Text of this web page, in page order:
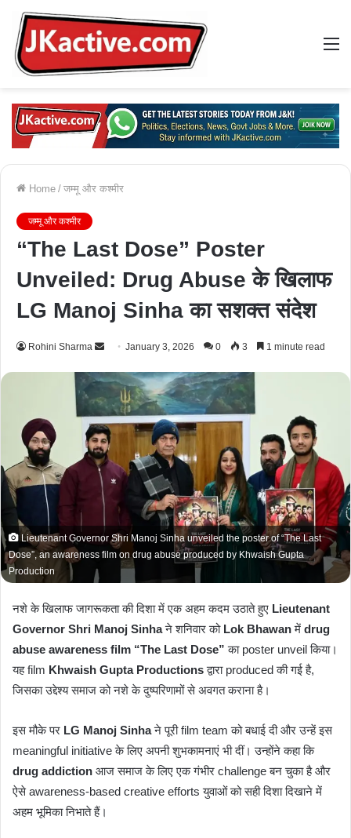
Home / जम्मू और कश्मीर
जम्मू और कश्मीर
“The Last Dose” Poster
Unveiled: Drug Abuse के खिलाफ
LG Manoj Sinha का सशक्त संदेश
Rohini Sharma
n
d
a
n
e
m
l
January 3, 2026 0 3 1 minute read
Lieutenant Governor Shri Manoj Sinha unveiled the poster of “The Last
Dose”, an awareness film on drug abuse produced by Khwaish Gupta
Production
नशे के खिलाफ जागरूकता की दिशा में एक अहम कदम उठाते हुए Lieutenant
Governor Shri Manoj Sinhaने शनिवार को Lok Bhawanमें drug
abuse awareness film “The Last Dose” का poster unveil किया।
यह film Khwaish Gupta Productionsद्वारा produced की गई है,
जिसका उद्देश्य समाज को नशे के दुष्परिणामों से अवगत कराना है।
इस मौके पर LG Manoj Sinhaने पूरी film team को बधाई दी और उन्हें इस
meaningful initiative के लिए अपनी शुभकामनाएं भी दीं। उन्होंने कहा कि
drug addiction आज समाज के लिए एक गंभीर challenge बन चुका है और
ऐसे awareness-based creative efforts युवाओं को सही दिशा दिखाने में
अहम भूमिका निभाते हैं।